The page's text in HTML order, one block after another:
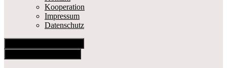
Kooperation
Impressum
Datenschutz